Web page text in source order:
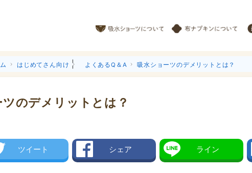
はじめてさん向け | よくあるQ＆A 吸水ショーツのデメリットとは？
のデメリットとは？
ツイート シェア ライン